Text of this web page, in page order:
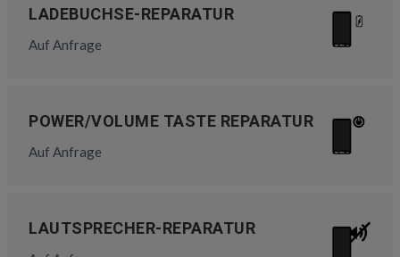
LADEBUCHSE-REPARATUR
Auf Anfrage
POWER/VOLUME TASTE REPARATUR
Auf Anfrage
LAUTSPRECHER-REPARATUR